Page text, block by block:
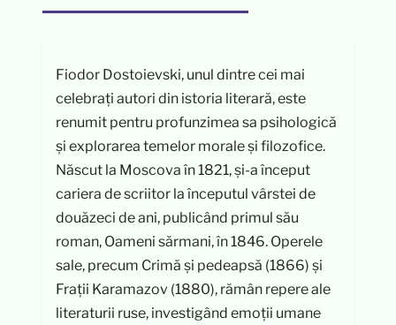
Fiodor Dostoievski, unul dintre cei mai
celebrați autori din istoria literară, este
renumit pentru profunzimea sa psihologică
și explorarea temelor morale și filozofice.
Născut la Moscova în 1821, și-a început
cariera de scriitor la începutul vârstei de
douăzeci de ani, publicând primul său
roman, Oameni sărmani, în 1846. Operele
sale, precum Crimă și pedeapsă (1866) și
Frații Karamazov (1880), rămân repere ale
literaturii ruse, investigând emoții umane